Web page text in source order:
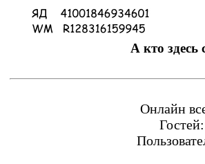
А кто здесь
Онлайн
Гостей: